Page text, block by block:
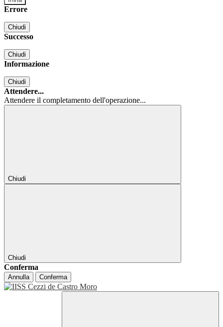
Errore
Chiudi
Successo
Chiudi
Informazione
Chiudi
Attendere...
Attendere il completamento dell'operazione...
Chiudi
Chiudi
Conferma
Annulla Conferma